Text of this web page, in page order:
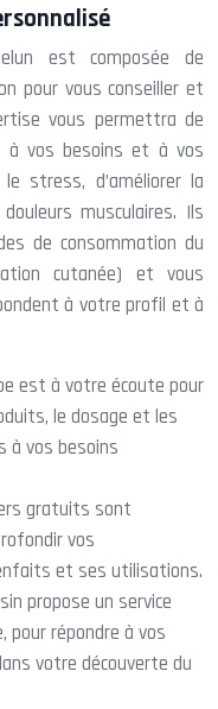
est composée de
pour vous conseiller et
vous permettra de
à vos besoins et à vos
stress, d’améliorer la
musculaires. Ils
de consommation du
cutanée) et vous
à votre profil et à
est à votre écoute pour
le dosage et les
à vos besoins
gratuits sont
vos
et ses utilisations.
propose un service
pour répondre à vos
votre découverte du